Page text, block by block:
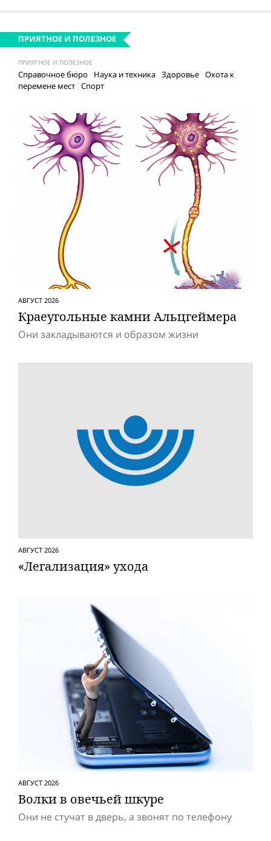
ПРИЯТНОЕ И ПОЛЕЗНОЕ
ПРИЯТНОЕ И ПОЛЕЗНОЕ
Справочное бюро Наука и техника Здоровье Охота к
перемене мест Спорт
АВГУСТ 2026
Краеугольные камни Альцгеймера
Они закладываются и образом жизни
АВГУСТ 2026
«Легализация» ухода
АВГУСТ 2026
Волки в овечьей шкуре
Они не стучат в дверь, а звонят по телефону